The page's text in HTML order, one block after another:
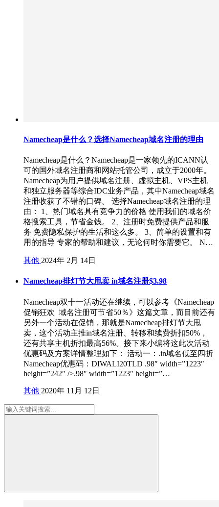
Namecheap是什么？选择Namecheap域名注册的理由
Namecheap是什么？Namecheap是一家领先的ICANN认
可的国外域名注册商和网站托管公司，成立于2000年。
Namecheap为用户提供域名注册、虚拟主机、VPS主机
和独立服务器等综合IDC业务产品，其中Namecheap域名
注册收获了不错的口碑。 选择Namecheap域名注册的理
由： 1、热门域名具有竞争力的价格 使用我们的域名价
格搜索工具，节省金钱。 2、注册时免费提供产品和服
务 免费隐私保护的生活和这么多。 3、简单的设置和有
用的指导 专家的帮助和建议，无论何时你需要它。 N…
其他 2024年 2月 14日
Namecheap排灯节大甩卖 in域名注册$3.98
Namecheap双十一活动还在继续，可以参考《Namecheap
促销狂欢 域名注册可节省50％》这篇文章，而目前还有
另外一个活动在促销，那就是Namecheap排灯节大甩
卖，这个活动主推in域名注册、转移和续费折扣50%，
还有共享主机折扣最高56%。接下来小编将这此次活动
优惠码及方案详情整理如下： 活动一：.in域名低至四折
Namecheap优惠码：DIWALI20TLD .98″ width=”1223″
height=”242″ />.98″ width=”1223″ height=”…
其他 2020年 11月 12日